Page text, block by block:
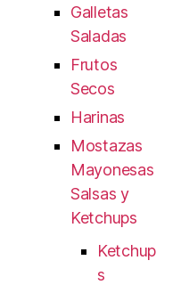
Galletas
Saladas
Frutos
Secos
Harinas
Mostazas
Mayonesas
Salsas y
Ketchups
Ketchup
s